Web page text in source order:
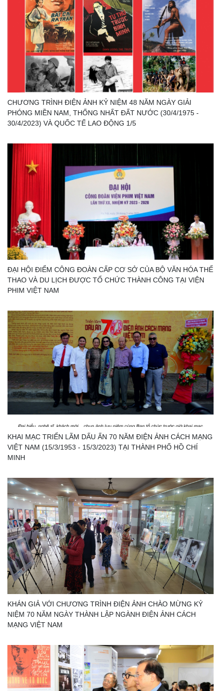
CHƯƠNG TRÌNH ĐIỆN ẢNH KỶ NIỆM 48 NĂM NGÀY GIẢI
PHÓNG MIỀN NAM, THỐNG NHẤT ĐẤT NƯỚC (30/4/1975 -
30/4/2023) VÀ QUỐC TẾ LAO ĐỘNG 1/5
ĐẠI HỘI ĐIỂM CÔNG ĐOÀN CẤP CƠ SỞ CỦA BỘ VĂN HÓA THỂ
THAO VÀ DU LỊCH ĐƯỢC TỔ CHỨC THÀNH CÔNG TẠI VIỆN
PHIM VIỆT NAM
KHAI MẠC TRIỂN LÃM DẤU ẤN 70 NĂM ĐIỆN ẢNH CÁCH MẠNG
VIỆT NAM (15/3/1953 - 15/3/2023) TẠI THÀNH PHỐ HỒ CHÍ
MINH
KHÁN GIẢ VỚI CHƯƠNG TRÌNH ĐIỆN ẢNH CHÀO MỪNG KỶ
NIỆM 70 NĂM NGÀY THÀNH LẬP NGÀNH ĐIỆN ẢNH CÁCH
MẠNG VIỆT NAM